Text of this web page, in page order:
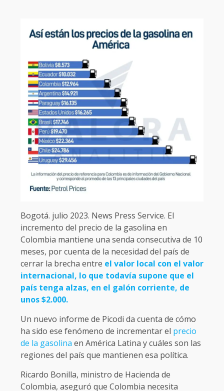
Bogotá. julio 2023. News Press Service. El
incremento del precio de la gasolina en
Colombia mantiene una senda consecutiva de 10
meses, por cuenta de la necesidad del país de
cerrar la brecha entre el valor local con el valor
internacional, lo que todavía supone que el
país tenga alzas, en el galón corriente, de
unos $2.000.
Un nuevo informe de Picodi da cuenta de cómo
ha sido ese fenómeno de incrementar el precio
de la gasolina en América Latina y cuáles son las
regiones del país que mantienen esa política.
Ricardo Bonilla, ministro de Hacienda de
Colombia, aseguró que Colombia necesita